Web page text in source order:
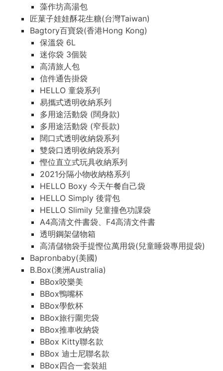
藻作坊高湯包
匠菓子娃娃酥花生糖(台灣Taiwan)
Bagtory百寶袋(香港Hong Kong)
保溫袋 6L
迷你袋 3個裝
高清旅人包
信件通告掛袋
HELLO 童袋系列
易攜式透明收納系列
多用途活動袋 (闊身款)
多用途活動袋 (窄長款)
闊口式透明收納袋系列
雙袋口透明收納袋系列
慳位直立式玩具收納系列
2021分隔小物收納格系列
HELLO Boxy 今天午餐自己袋
HELLO Simply 後背包
HELLO Slimily 兒童撞色功課袋
A4高清文件書袋、F4高清文件書
透明鋼架儲物箱
高清儲物袋手提慳位萬用袋(兒童睡袋專用提袋)
Bapronbaby(美國)
B.Box(澳洲Australia)
BBox咬樂美
BBox鴨嘴杯
BBox學飲杯
BBox旅行圍兜袋
BBox推車收納袋
BBox Kitty聯名款
BBox 迪士尼聯名款
BBox四合一套裝組